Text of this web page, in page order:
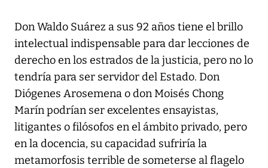
Don Waldo Suárez a sus 92 años tiene el brillo
intelectual indispensable para dar lecciones de
derecho en los estrados de la justicia, pero no lo
tendría para ser servidor del Estado. Don
Diógenes Arosemena o don Moisés Chong
Marín podrían ser excelentes ensayistas,
litigantes o filósofos en el ámbito privado, pero
en la docencia, su capacidad sufriría la
metamorfosis terrible de someterse al flagelo